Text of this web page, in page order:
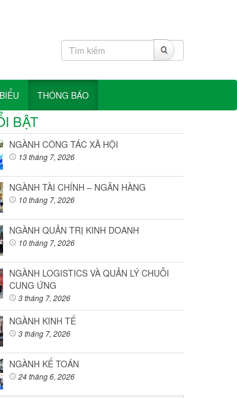
THÔNG BÁO
BẬT
NGÀNH CÔNG TÁC XÃ HỘI
13 tháng 7, 2026
NGÀNH TÀI CHÍNH – NGÂN HÀNG
10 tháng 7, 2026
NGÀNH QUẢN TRỊ KINH DOANH
10 tháng 7, 2026
NGÀNH LOGISTICS VÀ QUẢN LÝ CHUỖI
CUNG ỨNG
3 tháng 7, 2026
NGÀNH KINH TẾ
3 tháng 7, 2026
NGÀNH KẾ TOÁN
24 tháng 6, 2026